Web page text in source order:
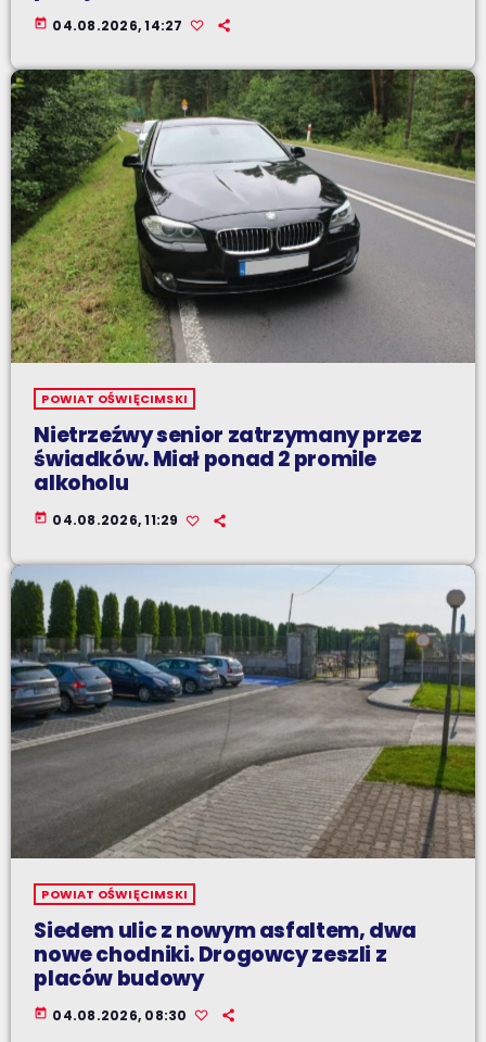
today 04.08.2026, 14:27
POWIAT OŚWIĘCIMSKI
Nietrzeźwy senior zatrzymany przez
świadków. Miał ponad 2 promile
alkoholu
today 04.08.2026, 11:29
POWIAT OŚWIĘCIMSKI
Siedem ulic z nowym asfaltem, dwa
nowe chodniki. Drogowcy zeszli z
placów budowy
today 04.08.2026, 08:30